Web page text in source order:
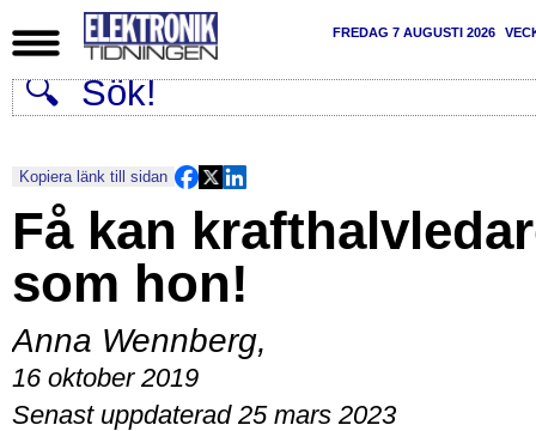
FREDAG 7 AUGUSTI 2026
Kopiera länk till sidan
Få kan
som hon!
Anna Wennberg,
16 oktober 2019
Senast uppdaterad 25 mars 2023